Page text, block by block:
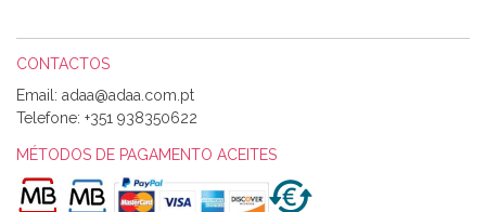
Alexandra Morais
Olá boa Noite. Os meus tecidos chegaram hoje. Muito
obrigada pelo miminho que dá um jeitaço pras minhas linhas
de bordar e não sei o que pões nos tecidos, mas que cheiram
maravilhosamente ... cheiram! :) Muito Obrigada.
CONTACTOS
Email:
Telefone: +351 938350622
MÉTODOS DE PAGAMENTO ACEITES